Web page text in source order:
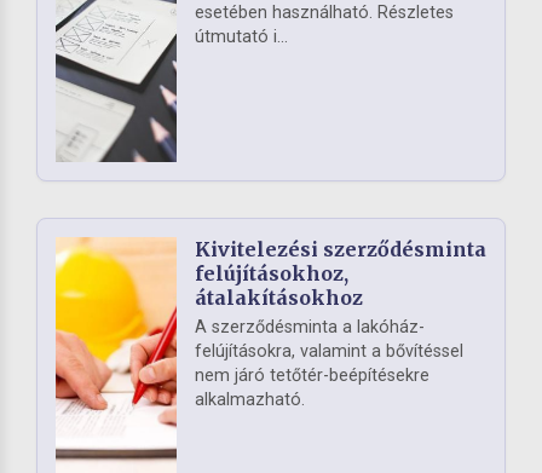
esetében használható. Részletes
útmutató i...
Kivitelezési szerződésminta
felújításokhoz,
átalakításokhoz
A szerződésminta a lakóház-
felújításokra, valamint a bővítéssel
nem járó tetőtér-beépítésekre
alkalmazható.